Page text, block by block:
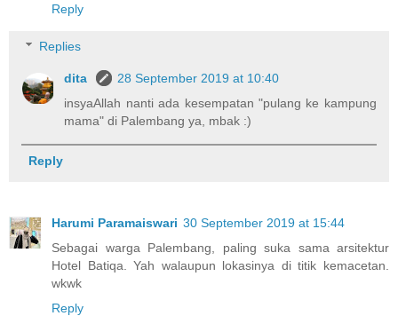
Reply
Replies
dita
28 September 2019 at 10:40
insyaAllah nanti ada kesempatan "pulang ke kampung
mama" di Palembang ya, mbak :)
Reply
Harumi Paramaiswari 30 September 2019 at 15:44
Sebagai warga Palembang, paling suka sama arsitektur
Hotel Batiqa. Yah walaupun lokasinya di titik kemacetan.
wkwk
Reply